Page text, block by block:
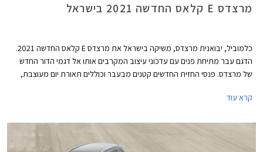
מרצדס E קלאס החדשה 2021 בישראל
כלמוביל, יבואנית מרצדס, משיקה בישראל את מרצדס E קלאס החדשה 2021.
הדגם עבר מתיחת פנים עם עדכוני עיצוב המקרבים אותו אל דגמי הדור החדש
של מרצדס. פנסי החזית החדשים קטנים מבעבר וכוללים תאורת יום מעוצבת,
הצד נותרה אלגנטית ומתאפיינת בקו מותניים מעודן המשתפל לאחור. הזנב מציג
העיקרי בתא הנוסעים הוא גלגל ההגה החדש של מרצדס המכיל פקדי מגע.
קרא עוד